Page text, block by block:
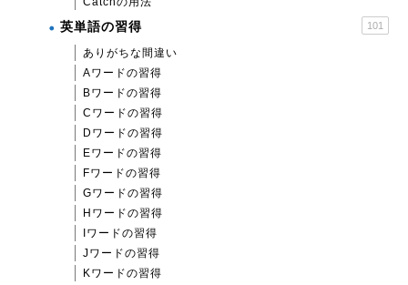
英単語の習得 101
ありがちな間違い
Aワードの習得
Bワードの習得
Cワードの習得
Dワードの習得
Eワードの習得
Fワードの習得
Gワードの習得
Hワードの習得
Iワードの習得
Jワードの習得
Kワードの習得